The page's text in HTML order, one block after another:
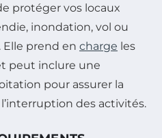
protéger vos locaux
inondation, vol ou
prend en charge les
peut inclure une
pour assurer la
des activités.